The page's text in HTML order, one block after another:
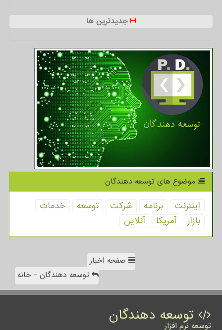
جدیدترین ها
موضوع های توسعه دهندگان
اینترنت برنامه شركت توسعه
خدمات
بازار
آمریكا آنلاین
صفحه اخبار
توسعه دهندگان - خانه
توسعه دهندگان
توسعه نرم افزار